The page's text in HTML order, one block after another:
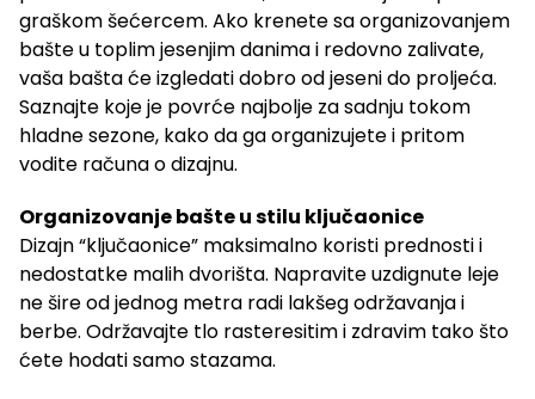
graškom šećercem. Ako krenete sa organizovanjem
bašte u toplim jesenjim danima i redovno zalivate,
vaša bašta će izgledati dobro od jeseni do proljeća.
Saznajte koje je povrće najbolje za sadnju tokom
hladne sezone, kako da ga organizujete i pritom
vodite računa o dizajnu.
Organizovanje bašte u stilu ključaonice
Dizajn “ključaonice” maksimalno koristi prednosti i
nedostatke malih dvorišta. Napravite uzdignute leje
ne šire od jednog metra radi lakšeg održavanja i
berbe. Održavajte tlo rasteresitim i zdravim tako što
ćete hodati samo stazama.